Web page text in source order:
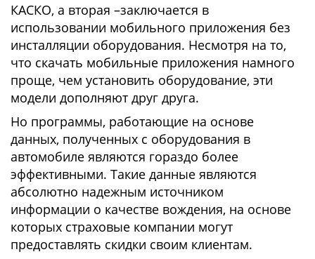
КАСКО, а вторая –заключается в
использовании мобильного приложения без
инсталляции оборудования. Несмотря на то,
что скачать мобильные приложения намного
проще, чем установить оборудование, эти
модели дополняют друг друга.
Но программы, работающие на основе
данных, полученных с оборудования в
автомобиле являются гораздо более
эффективными. Такие данные являются
абсолютно надежным источником
информации о качестве вождения, на основе
которых страховые компании могут
предоставлять скидки своим клиентам.